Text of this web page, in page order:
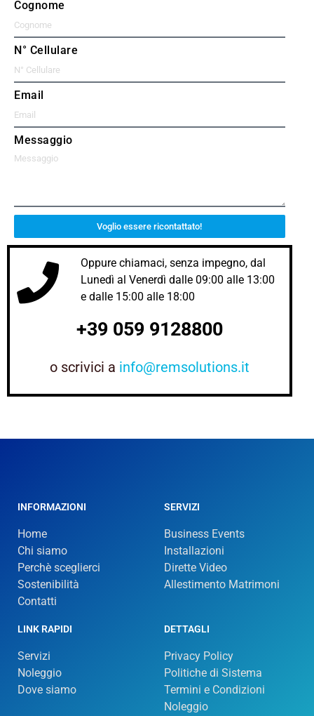
Cognome
N° Cellulare
Email
Messaggio
Voglio essere ricontattato!
Oppure chiamaci, senza impegno, dal
Lunedì al Venerdì dalle 09:00 alle 13:00
e dalle 15:00 alle 18:00
+39 059 9128800
o scrivici a info@remsolutions.it
INFORMAZIONI
Home
Chi siamo
Perchè sceglierci
Sostenibilità
Contatti
SERVIZI
Business Events
Installazioni
Dirette Video
Allestimento Matrimoni
LINK RAPIDI
Servizi
Noleggio
Dove siamo
DETTAGLI
Privacy Policy
Politiche di Sistema
Termini e Condizioni
Noleggio